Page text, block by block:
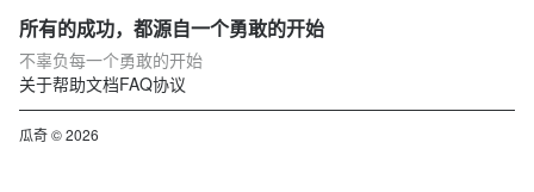
所有的成功，都源自一个勇敢的开始
不辜负每一个勇敢的开始
关于帮助文档FAQ协议
瓜奇 © 2026